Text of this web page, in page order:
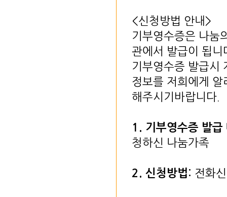
<신청방법 안내>
기부영수증은 나눔
관에서 발급이 됩니
기부영수증 발급시
정보를 저희에게
해주시기바랍니다.
1. 기부영수증 발급
청하신 나눔가족
2. 신청방법: 전화